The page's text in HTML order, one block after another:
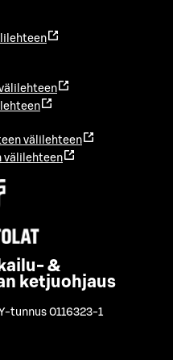
välilehteen
välilehteen
&
ketjuohjaus
tunnus 0116323-1